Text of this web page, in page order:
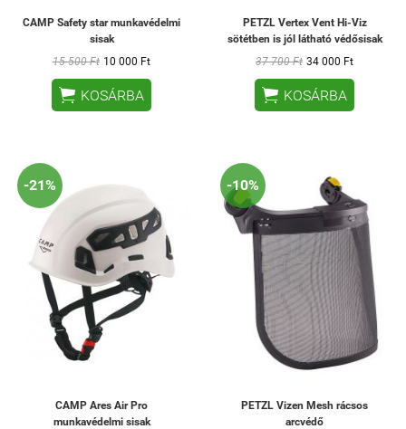
CAMP Safety star munkavédelmi
sisak
15 500 Ft 10 000 Ft
 KOSÁRBA
PETZL Vertex Vent Hi-Viz
sötétben is jól látható védősisak
37 700 Ft 34 000 Ft
 KOSÁRBA
-21%
CAMP Ares Air Pro
munkavédelmi sisak
-10%
PETZL Vizen Mesh rácsos
arcvédő